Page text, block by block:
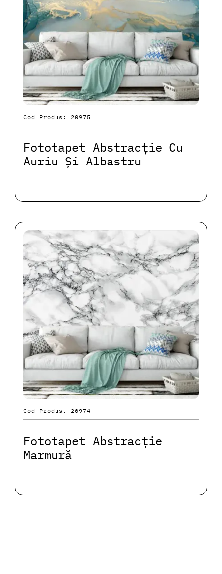
Cod Produs: 20975
Fototapet Abstracție Cu
Auriu Și Albastru
Cod Produs: 20974
Fototapet Abstracție
Marmură